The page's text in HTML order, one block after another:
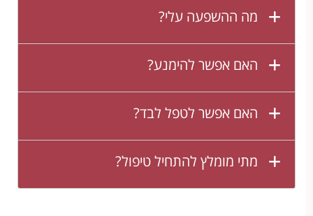
מה ההשפעה עלי?
האם אפשר להימנע?
האם אפשר לטפל לבד?
מתי מומלץ להתחיל טיפול?